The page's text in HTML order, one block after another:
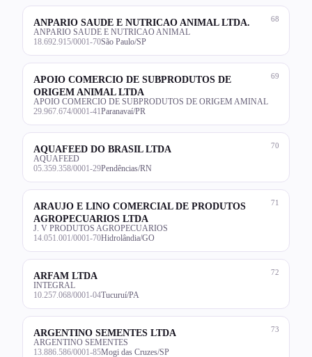
68
ANPARIO SAUDE E NUTRICAO ANIMAL LTDA.
ANPARIO SAUDE E NUTRICAO ANIMAL
18.692.915/0001-70São Paulo/SP
69
APOIO COMERCIO DE SUBPRODUTOS DE
ORIGEM ANIMAL LTDA
APOIO COMERCIO DE SUBPRODUTOS DE ORIGEM AMINAL
29.967.674/0001-41 Paranavaí/PR
70
AQUAFEED DO BRASIL LTDA
AQUAFEED
05.359.358/0001-29Pendências/RN
71
ARAUJO E LINO COMERCIAL DE PRODUTOS
AGROPECUARIOS LTDA
J. V PRODUTOS AGROPECUARIOS
14.051.001/0001-70Hidrolândia/GO
72
ARFAM LTDA
INTEGRAL
10.257.068/0001-04Tucuruí/PA
73
ARGENTINO SEMENTES LTDA
ARGENTINO SEMENTES
13.886.586/0001-85Mogi das Cruzes/SP